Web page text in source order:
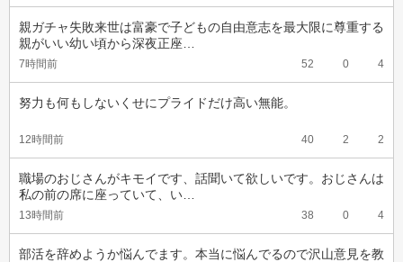
親ガチャ失敗来世は富豪で子どもの自由意志を最大限に尊重する
親がいい幼い頃から深夜正座…
7時間前 52 0 4
努力も何もしないくせにプライドだけ高い無能。
12時間前 40 2 2
職場のおじさんがキモイです、話聞いて欲しいです。おじさんは
私の前の席に座っていて、い…
13時間前 38 0 4
部活を辞めようか悩んでます。本当に悩んでるので沢山意見を教